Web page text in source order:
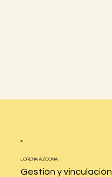
LORENA AZCONA
Gestión y vinculación